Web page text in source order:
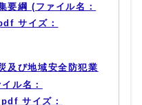
要綱 (ファイル名：
サイズ：
及び地域安全防犯業
ル名：
サイズ：